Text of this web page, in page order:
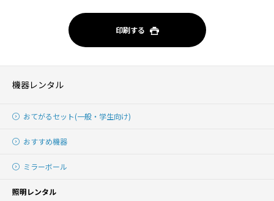
印刷する
機器レンタル
おてがるセット(一般・学生向け)
おすすめ機器
ミラーボール
照明レンタル